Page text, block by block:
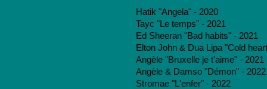
Hatik "Angela" - 2020
Tayc "Le temps" - 2021
Ed Sheeran "Bad habits" - 2021
Elton John & Dua Lipa "Cold
Angèle "Bruxelle je t'aime" - 2021
Angèle & Damso "Démon" - 2022
Stromae "L'enfer" - 2022